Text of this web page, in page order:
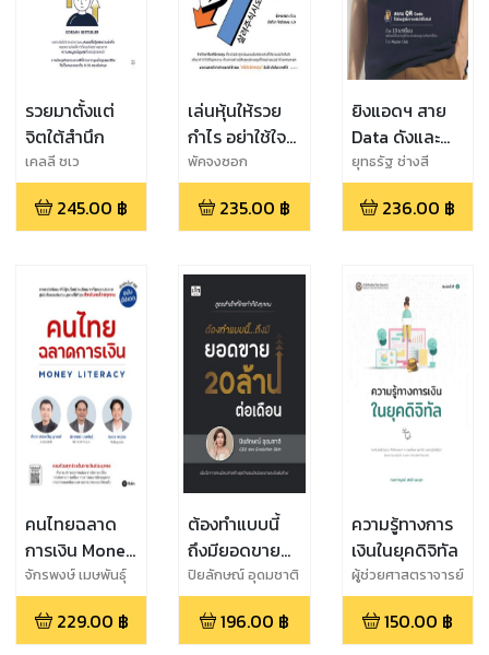
รวยมาตั้งแต่
จิตใต้สำนึก
เคลลี ชเว
245.00 ฿
เล่นหุ้นให้รวย
กำไร อย่าใช้ใจ
นำสมอง
พัคจงซอก
235.00 ฿
ยิงแอดฯ สาย
Data ดังและ
รวยมากจาก
การตลาด
ออนไลน์
ยุทธรัฐ ช่างสี
236.00 ฿
คนไทยฉลาด
การเงิน Money
Literacy (ฉบับ
อัปเดต) (PDF)
จักรพงษ์ เมษพันธุ์
และ ศักดา สรรพ
ปัญญาวงศ์ และ
ถนอม เกตุเอม
229.00 ฿
ต้องทำแบบนี้
ถึงมียอดขาย
20 ล้านต่อ
เดือน
ปิยลักษณ์ อุดมชาติ
196.00 ฿
ความรู้ทางการ
เงินในยุคดิจิทัล
ผู้ช่วยศาสตราจารย์
ดร.กนกกาญจน์
เสน่ห์ นมะหุต
150.00 ฿